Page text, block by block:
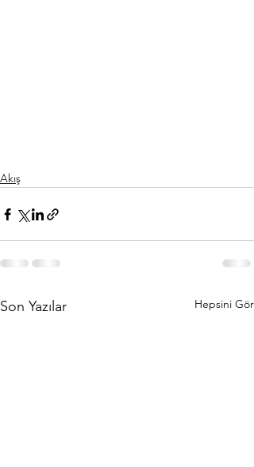
Akış
Son Yazılar Hepsini Gör